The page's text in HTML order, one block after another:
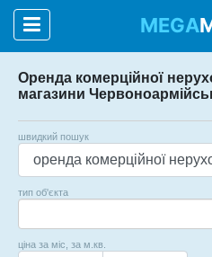
MEGA
Оренда комерційної
магазини
швидкий пошук
тип об'єкта
ціна за міс, за м.кв.